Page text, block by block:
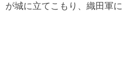
が城に立てこもり、織田軍に